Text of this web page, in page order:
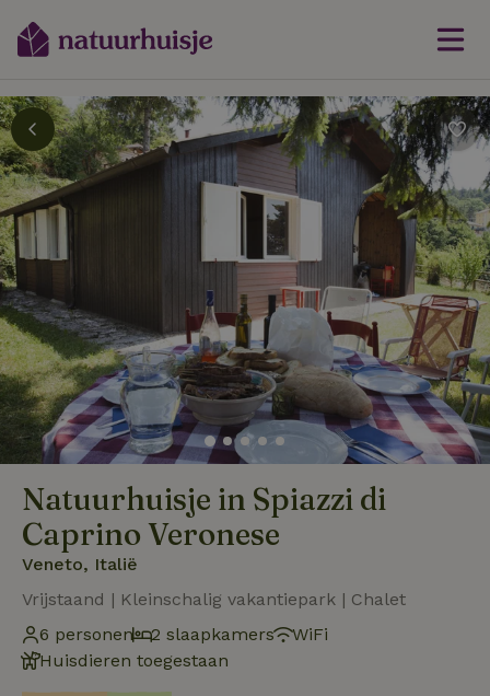
Natuurhuisje in Spiazzi di
Caprino Veronese
Veneto, Italië
Vrijstaand | Kleinschalig vakantiepark | Chalet
6 personen
2 slaapkamers
WiFi
Huisdieren toegestaan